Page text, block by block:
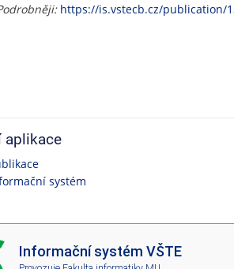
https://is.vstecb.cz/publication/
aplikace
systém
Informační systém VŠTE